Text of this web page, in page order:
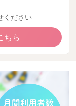
ください
ちら